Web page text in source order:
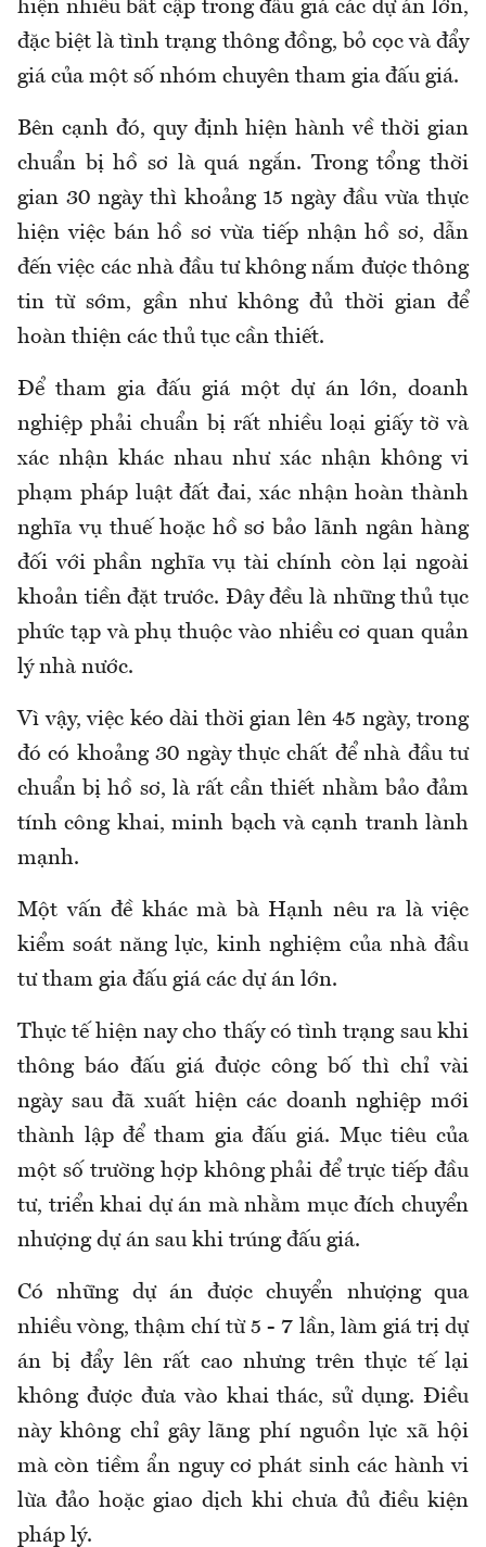
hiện nhiều bất cập trong đấu giá các dự án lớn,
đặc biệt là tình trạng thông đồng, bỏ cọc và đẩy
giá của một số nhóm chuyên tham gia đấu giá.
Bên cạnh đó, quy định hiện hành về thời gian
chuẩn bị hồ sơ là quá ngắn. Trong tổng thời
gian 30 ngày thì khoảng 15 ngày đầu vừa thực
hiện việc bán hồ sơ vừa tiếp nhận hồ sơ, dẫn
đến việc các nhà đầu tư không nắm được thông
tin từ sớm, gần như không đủ thời gian để
hoàn thiện các thủ tục cần thiết.
Để tham gia đấu giá một dự án lớn, doanh
nghiệp phải chuẩn bị rất nhiều loại giấy tờ và
xác nhận khác nhau như xác nhận không vi
phạm pháp luật đất đai, xác nhận hoàn thành
nghĩa vụ thuế hoặc hồ sơ bảo lãnh ngân hàng
đối với phần nghĩa vụ tài chính còn lại ngoài
khoản tiền đặt trước. Đây đều là những thủ tục
phức tạp và phụ thuộc vào nhiều cơ quan quản
lý nhà nước.
Vì vậy, việc kéo dài thời gian lên 45 ngày, trong
đó có khoảng 30 ngày thực chất để nhà đầu tư
chuẩn bị hồ sơ, là rất cần thiết nhằm bảo đảm
tính công khai, minh bạch và cạnh tranh lành
mạnh.
Một vấn đề khác mà bà Hạnh nêu ra là việc
kiểm soát năng lực, kinh nghiệm của nhà đầu
tư tham gia đấu giá các dự án lớn.
Thực tế hiện nay cho thấy có tình trạng sau khi
thông báo đấu giá được công bố thì chỉ vài
ngày sau đã xuất hiện các doanh nghiệp mới
thành lập để tham gia đấu giá. Mục tiêu của
một số trường hợp không phải để trực tiếp đầu
tư, triển khai dự án mà nhằm mục đích chuyển
nhượng dự án sau khi trúng đấu giá.
Có những dự án được chuyển nhượng qua
nhiều vòng, thậm chí từ 5 - 7 lần, làm giá trị dự
án bị đẩy lên rất cao nhưng trên thực tế lại
không được đưa vào khai thác, sử dụng. Điều
này không chỉ gây lãng phí nguồn lực xã hội
mà còn tiềm ẩn nguy cơ phát sinh các hành vi
lừa đảo hoặc giao dịch khi chưa đủ điều kiện
pháp lý.